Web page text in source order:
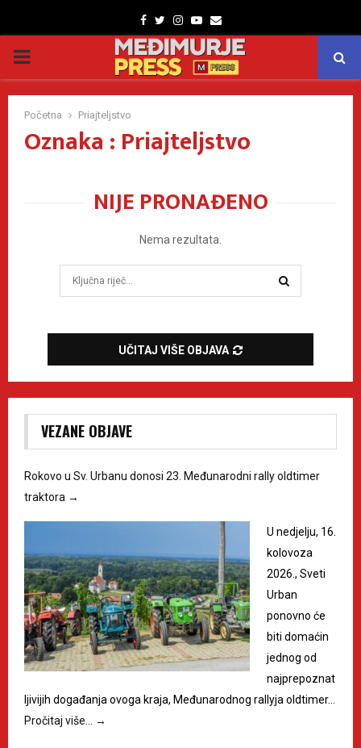
Facebook
TwitterInstagram
Youtube
Email
PRIMARY
MENU
Početna Priajteljstvo
Oznaka : Priajteljstvo
NIJE PRONAĐENO
Nema rezultata.
UČITAJ VIŠE OBJAVA
VEZANE OBJAVE
Rokovo u Sv. Urbanu donosi 23. Međunarodni rally oldtimer
traktora →
U nedjelju, 16.
kolovoza
2026., Sveti
Urban
ponovno će
biti domaćin
jednog od
najprepoznat
ljivijih događanja ovoga kraja, Međunarodnog rallyja oldtimer…
Pročitaj više…
→